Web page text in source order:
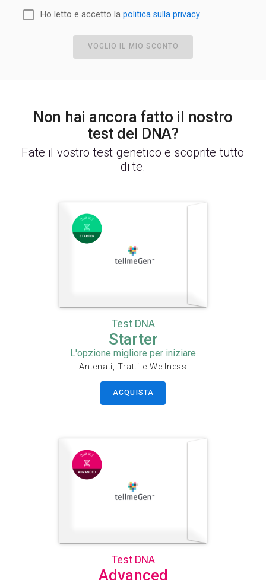
Ho letto e accetto la politica sulla privacy
VOGLIO IL MIO SCONTO
Non hai ancora fatto il nostro
test del DNA?
Fate il vostro test genetico e scoprite tutto
di te.
Test DNA
Starter
L'opzione migliore per iniziare
Antenati, Tratti e Wellness
ACQUISTA
Test DNA
Advanced